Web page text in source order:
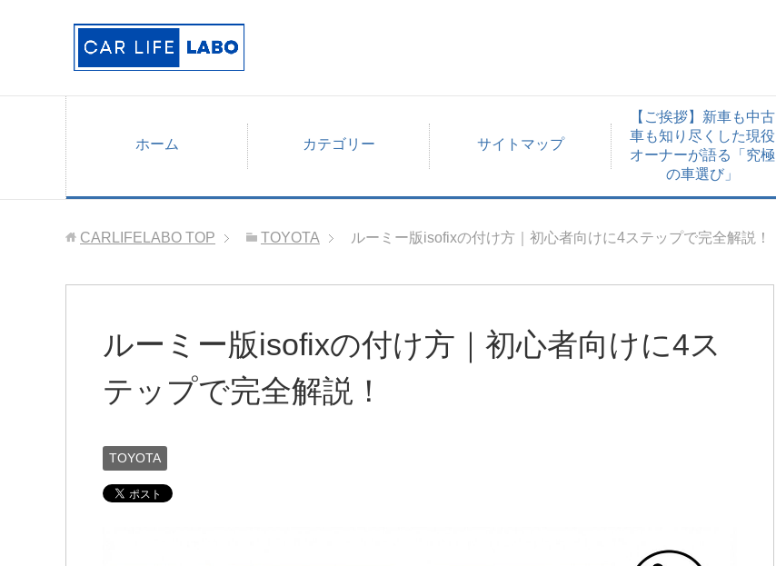
ホーム カテゴリー サイトマップ
【ご挨拶】新車も中古
車も知り尽くした現役
オーナーが語る「究極
の車選び」
CARLIFELABO TOP TOYOTA ルーミー版isofixの付け方｜初心者向けに4ステップで完全解説！
ルーミー版isofixの付け方｜初心者向けに4ス
テップで完全解説！
TOYOTA